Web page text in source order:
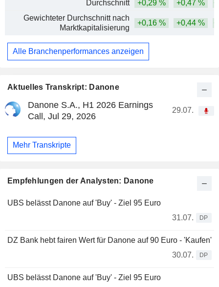
Aktuelles Transkript: Danone
Danone S.A., H1 2026 Earnings
Call, Jul 29, 2026
29.07.
Mehr Transkripte
Empfehlungen der Analysten: Danone
UBS belässt Danone auf 'Buy' - Ziel 95 Euro
31.07.
DP
DZ Bank hebt fairen Wert für Danone auf 90 Euro - 'Kaufen'
30.07.
DP
UBS belässt Danone auf 'Buy' - Ziel 95 Euro
Durchschnitt +0,29 % +0,47 %
Gewichteter Durchschnitt nach
Marktkapitalisierung
+0,16 % +0,44 %
Alle Branchenperformances anzeigen